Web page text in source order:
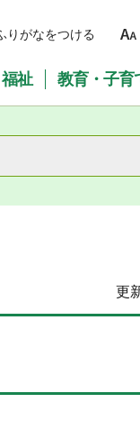
りがなをつける
祉 教育・子育
更